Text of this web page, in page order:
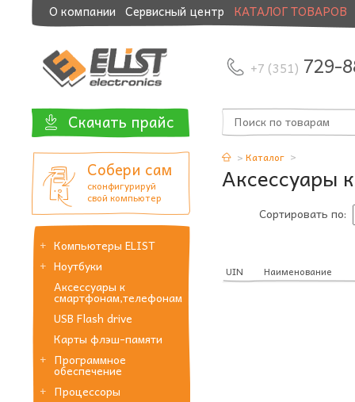
О компании Сервисный центр КАТАЛОГ ТОВАРОВ
+7 (351) 729-
Скачать прайс
Собери сам
сконфигурируй
свой компьютер
Компьютеры ELIST
Ноутбуки
Аксессуары к
смартфонам,телефонам
USB Flash drive
Карты флэш-памяти
Программное
обеспечение
Процессоры
Каталог
Аксессуары
Сортировать по:
UIN Наименование